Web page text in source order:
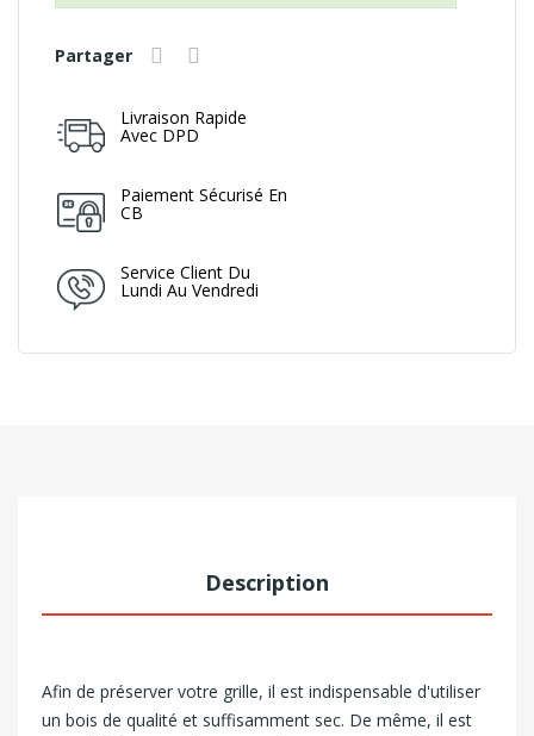
Partager
Livraison Rapide
Avec DPD
Paiement Sécurisé En
CB
Service Client Du
Lundi Au Vendredi
Description
Afin de préserver votre grille, il est indispensable d'utiliser
un bois de qualité et suffisamment sec. De même, il est